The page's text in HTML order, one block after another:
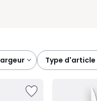
largeur type d'article